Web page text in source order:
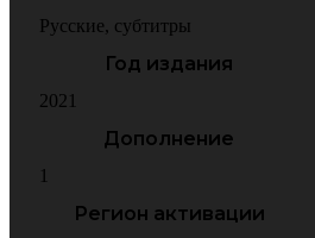
Русские, субтитры
Год издания
2021
Дополнение
1
Регион активации